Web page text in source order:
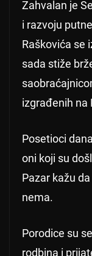
Zahvalan je
i razvoju
Raškovića se
sada stiže
izgrađenih na
Posetioci
oni koji su
Pazar kažu
nema.
Porodice su
rodbina i